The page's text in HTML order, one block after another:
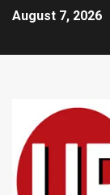
August 7, 2026